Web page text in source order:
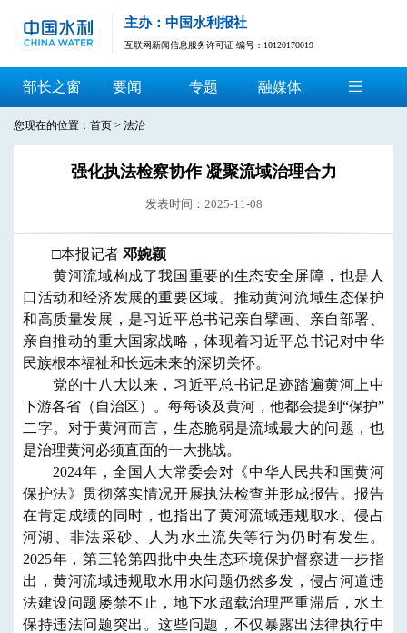
主办：中国水利报社
互联网新闻信息服务许可证 编号：10120170019
部长之窗 要闻 专题 融媒体
您现在的位置： 首页 > 法治
强化执法检察协作 凝聚流域治理合力
发表时间：2025-11-08
□本报记者 邓婉颖
黄河流域构成了我国重要的生态安全屏障，也是人
口活动和经济发展的重要区域。推动黄河流域生态保护
和高质量发展，是习近平总书记亲自擘画、亲自部署、
亲自推动的重大国家战略，体现着习近平总书记对中华
民族根本福祉和长远未来的深切关怀。
党的十八大以来，习近平总书记足迹踏遍黄河上中
下游各省（自治区）。每每谈及黄河，他都会提到“保护”
二字。对于黄河而言，生态脆弱是流域最大的问题，也
是治理黄河必须直面的一大挑战。
2024年，全国人大常委会对《中华人民共和国黄河
保护法》贯彻落实情况开展执法检查并形成报告。报告
在肯定成绩的同时，也指出了黄河流域违规取水、侵占
河湖、非法采砂、人为水土流失等行为仍时有发生。
2025年，第三轮第四批中央生态环境保护督察进一步指
出，黄河流域违规取水用水问题仍然多发，侵占河道违
法建设问题屡禁不止，地下水超载治理严重滞后，水土
保持违法问题突出。这些问题，不仅暴露出法律执行中